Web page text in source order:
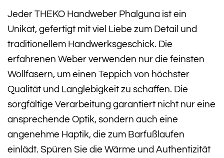
Jeder THEKO Handweber Phalguna ist ein
Unikat, gefertigt mit viel Liebe zum Detail und
traditionellem Handwerksgeschick. Die
erfahrenen Weber verwenden nur die feinsten
Wollfasern, um einen Teppich von höchster
Qualität und Langlebigkeit zu schaffen. Die
sorgfältige Verarbeitung garantiert nicht nur eine
ansprechende Optik, sondern auch eine
angenehme Haptik, die zum Barfußlaufen
einlädt. Spüren Sie die Wärme und Authentizität